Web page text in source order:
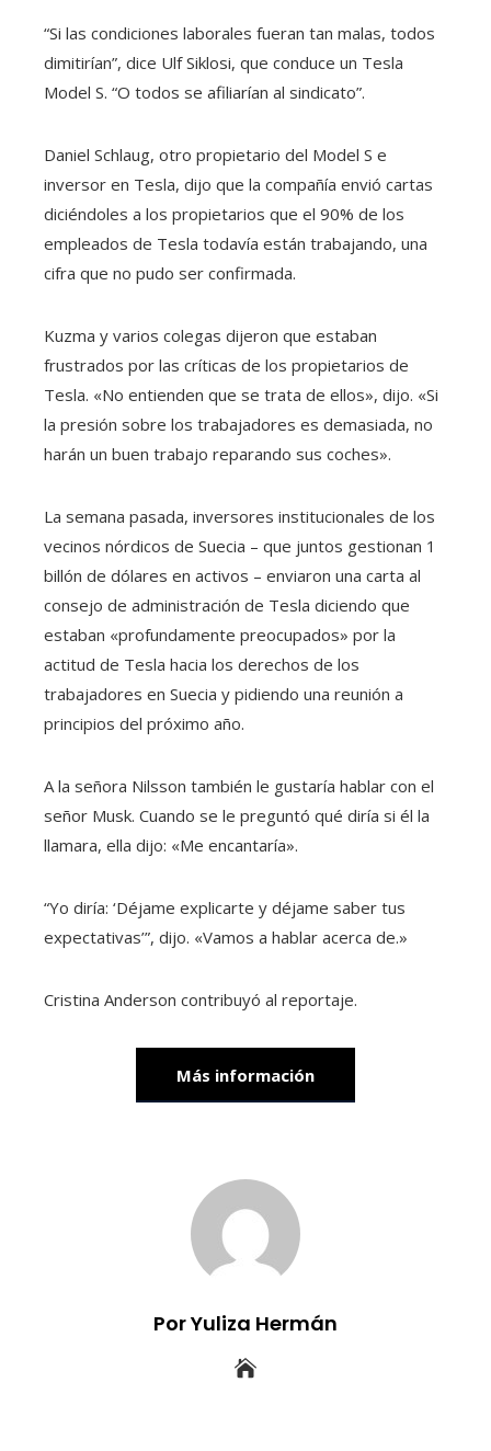
“Si las condiciones laborales fueran tan malas, todos
dimitirían”, dice Ulf Siklosi, que conduce un Tesla
Model S. “O todos se afiliarían al sindicato”.
Daniel Schlaug, otro propietario del Model S e
inversor en Tesla, dijo que la compañía envió cartas
diciéndoles a los propietarios que el 90% de los
empleados de Tesla todavía están trabajando, una
cifra que no pudo ser confirmada.
Kuzma y varios colegas dijeron que estaban
frustrados por las críticas de los propietarios de
Tesla. «No entienden que se trata de ellos», dijo. «Si
la presión sobre los trabajadores es demasiada, no
harán un buen trabajo reparando sus coches».
La semana pasada, inversores institucionales de los
vecinos nórdicos de Suecia – que juntos gestionan 1
billón de dólares en activos – enviaron una carta al
consejo de administración de Tesla diciendo que
estaban «profundamente preocupados» por la
actitud de Tesla hacia los derechos de los
trabajadores en Suecia y pidiendo una reunión a
principios del próximo año.
A la señora Nilsson también le gustaría hablar con el
señor Musk. Cuando se le preguntó qué diría si él la
llamara, ella dijo: «Me encantaría».
“Yo diría: ‘Déjame explicarte y déjame saber tus
expectativas’”, dijo. «Vamos a hablar acerca de.»
Cristina Anderson contribuyó al reportaje.
Más información
Por Yuliza Hermán